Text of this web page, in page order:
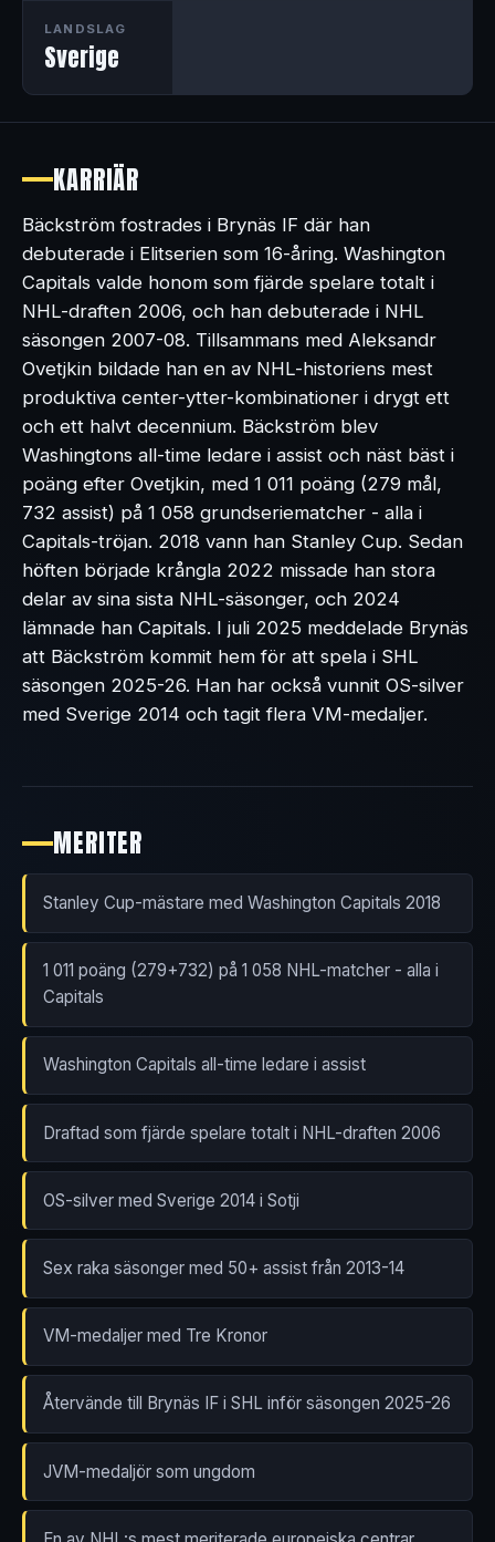
LANDSLAG
Sverige
KARRIÄR
Bäckström fostrades i Brynäs IF där han
debuterade i Elitserien som 16-åring. Washington
Capitals valde honom som fjärde spelare totalt i
NHL-draften 2006, och han debuterade i NHL
säsongen 2007-08. Tillsammans med Aleksandr
Ovetjkin bildade han en av NHL-historiens mest
produktiva center-ytter-kombinationer i drygt ett
och ett halvt decennium. Bäckström blev
Washingtons all-time ledare i assist och näst bäst i
poäng efter Ovetjkin, med 1 011 poäng (279 mål,
732 assist) på 1 058 grundseriematcher - alla i
Capitals-tröjan. 2018 vann han Stanley Cup. Sedan
höften började krångla 2022 missade han stora
delar av sina sista NHL-säsonger, och 2024
lämnade han Capitals. I juli 2025 meddelade Brynäs
att Bäckström kommit hem för att spela i SHL
säsongen 2025-26. Han har också vunnit OS-silver
med Sverige 2014 och tagit flera VM-medaljer.
MERITER
Stanley Cup-mästare med Washington Capitals 2018
1 011 poäng (279+732) på 1 058 NHL-matcher - alla i
Capitals
Washington Capitals all-time ledare i assist
Draftad som fjärde spelare totalt i NHL-draften 2006
OS-silver med Sverige 2014 i Sotji
Sex raka säsonger med 50+ assist från 2013-14
VM-medaljer med Tre Kronor
Återvände till Brynäs IF i SHL inför säsongen 2025-26
JVM-medaljör som ungdom